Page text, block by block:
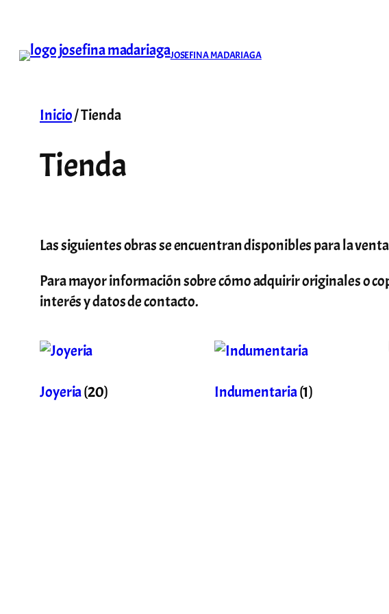
contenido
JOSEFINA MADARIAGA
Inicio/ Tienda
Tienda
Las siguientes obras se encuentran disponibles para la
Para mayor información sobre cómo adquirir originales o
interés y datos de contacto.
Joyeria(20) Indumentaria(1)